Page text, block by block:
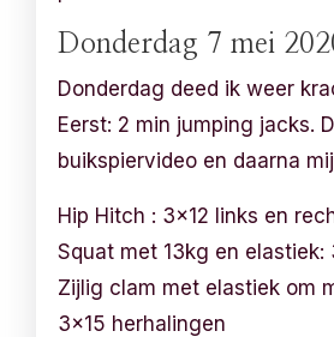
Donderdag 7 mei
Donderdag deed ik weer
Eerst: 2 min jumping jacks.
buikspiervideo en daarna
Hip Hitch : 3×12 links en
Squat met 13kg en elastiek:
Zijlig clam met elastiek om
3×15 herhalingen